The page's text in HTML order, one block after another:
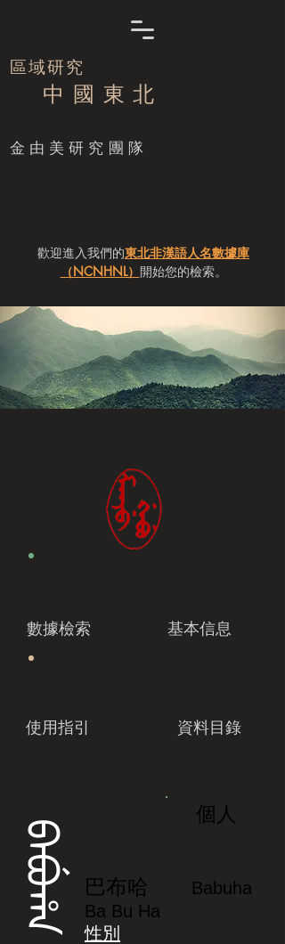
區域研究
中 國 東 北
​金由美研究團隊
歡迎進入我們的東北非漢語人名數據庫
（NCNHNL） 開始您的檢索。
數據檢索 基本信息
使用指引 資料目錄
ᠪᠠᠪᡠᡥᠠ
個人
巴布哈
Babuha
Ba Bu Ha
性別